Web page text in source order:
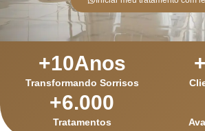
Transformando Sorrisos
+10Anos +
Tratamentos
+6.000